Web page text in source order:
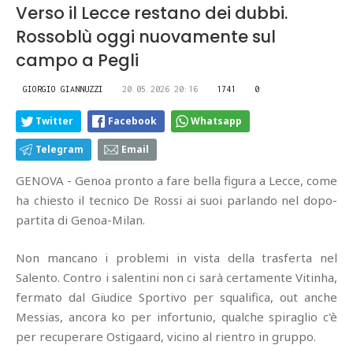
Verso il Lecce restano dei dubbi.
Rossoblù oggi nuovamente sul
campo a Pegli
GIORGIO GIANNUZZI 20.05.2026 20:16 1741 0
Twitter Facebook Whatsapp
Telegram Email
GENOVA - Genoa pronto a fare bella figura a Lecce, come
ha chiesto il tecnico De Rossi ai suoi parlando nel dopo-
partita di Genoa-Milan.
Non mancano i problemi in vista della trasferta nel
Salento. Contro i salentini non ci sarà certamente Vitinha,
fermato dal Giudice Sportivo per squalifica, out anche
Messias, ancora ko per infortunio, qualche spiraglio c'è
per recuperare Ostigaard, vicino al rientro in gruppo.